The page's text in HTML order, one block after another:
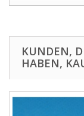
KUNDEN,
HABEN,